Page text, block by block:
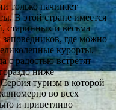
только начинает
В этой стране имеется
старинных и весьма
где можно
курорты,
с радостью встретят
ниже
туризм в которой
во всех
и приветливо